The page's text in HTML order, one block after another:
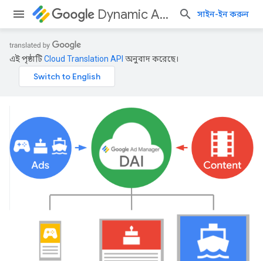
Dynamic Ad Insertion সাইন-ইন করুন
এই পৃষ্ঠাটিCloud Translation API অনুবাদ করেছে।